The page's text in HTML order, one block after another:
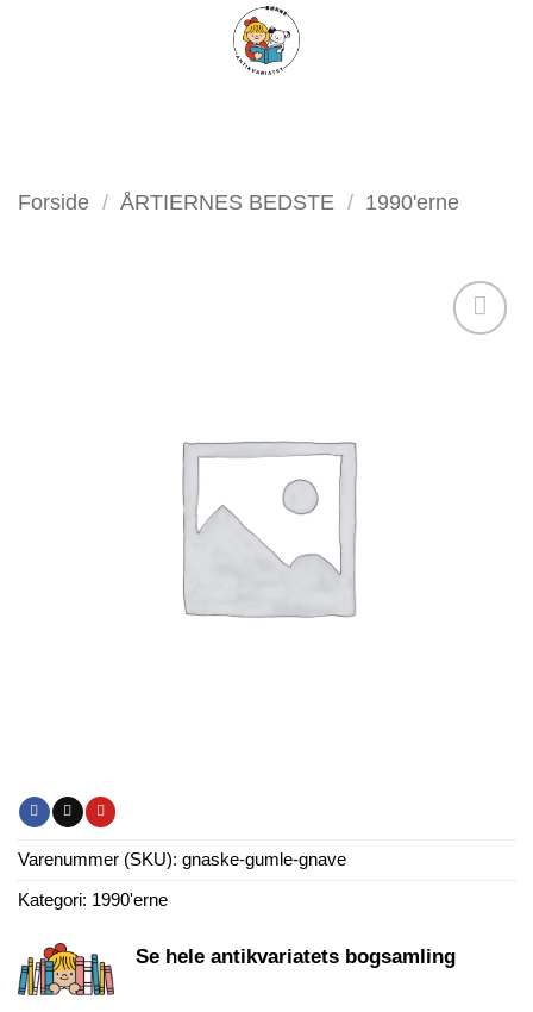
FILTER
Forside / ÅRTIERNES BEDSTE / 1990'erne
Varenummer (SKU): gnaske-gumle-gnave
Kategori: 1990'erne
Se hele antikvariatets bogsamling